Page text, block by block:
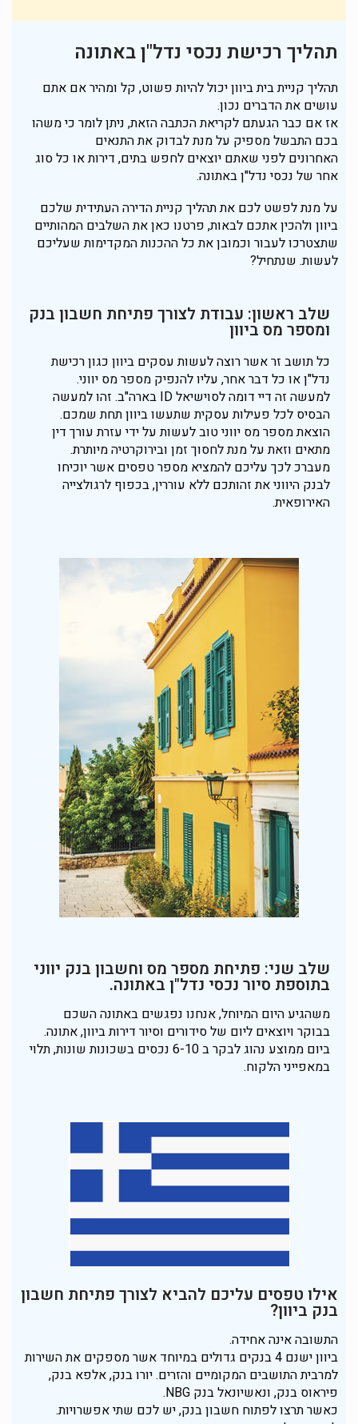
תהליך רכישת נכסי נדל"ן באתונה
תהליך קניית בית ביוון יכול להיות פשוט, קל ומהיר אם אתם
עושים את הדברים נכון.
אז אם כבר הגעתם לקריאת הכתבה הזאת, ניתן לומר כי משהו
בכם התבשל מספיק על מנת לבדוק את התנאים
האחרונים לפני שאתם יוצאים לחפש בתים, דירות או כל סוג
אחר של נכסי נדל"ן באתונה.
על מנת לפשט לכם את תהליך קניית הדירה העתידית שלכם
ביוון ולהכין אתכם לבאות, פרטנו כאן את השלבים המהותיים
שתצטרכו לעבור וכמובן את כל ההכנות המקדימות שעליכם
לעשות. שנתחיל?
שלב ראשון: עבודת לצורך פתיחת חשבון בנק
ומספר מס ביוון
כל תושב זר אשר רוצה לעשות עסקים ביוון כגון רכישת
נדל"ן או כל דבר אחר, עליו להנפיק מספר מס יווני.
למעשה זה דיי דומה לסוישיאל ID בארה"ב. זהו למעשה
הבסיס לכל פעילות עסקית שתעשו ביוון תחת שמכם.
הוצאת מספר מס יווני טוב לעשות על ידי עזרת עורך דין
מתאים וזאת על מנת לחסוך זמן ובירוקרטיה מיותרת.
מעברכ לכך עליכם להמציא מספר טפסים אשר יוכיחו
לבנק היווני את זהותכם ללא עוררין, בכפוף לרגולצייה
האירופאית.
שלב שני: פתיחת מספר מס וחשבון בנק יווני
בתוספת סיור נכסי נדל"ן באתונה.
משהגיע היום המיוחל, אנחנו נפגשים באתונה השכם
בבוקר ויוצאים ליום של סידורים וסיור דירות ביוון, אתונה.
ביום ממוצע נהוג לבקר ב 6-10 נכסים בשכונות שונות, תלוי
במאפייני הלקוח.
אילו טפסים עליכם להביא לצורך פתיחת חשבון
בנק ביוון?
התשובה אינה אחידה.
ביוון ישנם 4 בנקים גדולים במיוחד אשר מספקים את השירות
למרבית התושבים המקומיים והזרים. יורו בנק, אלפא בנק,
פיראוס בנק, ונאשיונאל בנק NBG.
כאשר תרצו לפתוח חשבון בנק, יש לכם שתי אפשרויות.